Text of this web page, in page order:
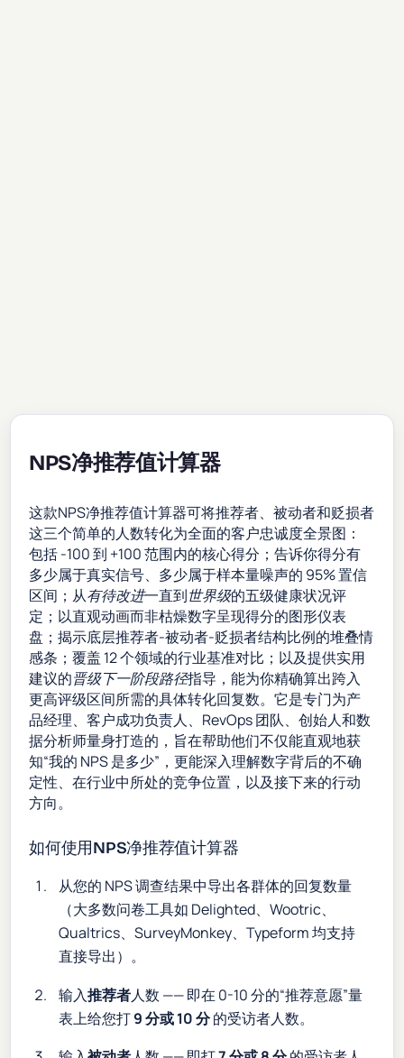
NPS净推荐值计算器
这款NPS净推荐值计算器可将推荐者、被动者和贬损者
这三个简单的人数转化为全面的客户忠诚度全景图：
包括 -100 到 +100 范围内的核心得分；告诉你得分有
多少属于真实信号、多少属于样本量噪声的 95% 置信
区间；从有待改进一直到世界级的五级健康状况评
定；以直观动画而非枯燥数字呈现得分的图形仪表
盘；揭示底层推荐者-被动者-贬损者结构比例的堆叠情
感条；覆盖 12 个领域的行业基准对比；以及提供实用
建议的晋级下一阶段路径指导，能为你精确算出跨入
更高评级区间所需的具体转化回复数。它是专门为产
品经理、客户成功负责人、RevOps 团队、创始人和数
据分析师量身打造的，旨在帮助他们不仅能直观地获
知“我的 NPS 是多少”，更能深入理解数字背后的不确
定性、在行业中所处的竞争位置，以及接下来的行动
方向。
如何使用NPS净推荐值计算器
从您的 NPS 调查结果中导出各群体的回复数量
（大多数问卷工具如 Delighted、Wootric、
Qualtrics、SurveyMonkey、Typeform 均支持
直接导出）。
输入推荐者人数 —— 即在 0-10 分的“推荐意愿”量
表上给您打9 分或 10 分的受访者人数。